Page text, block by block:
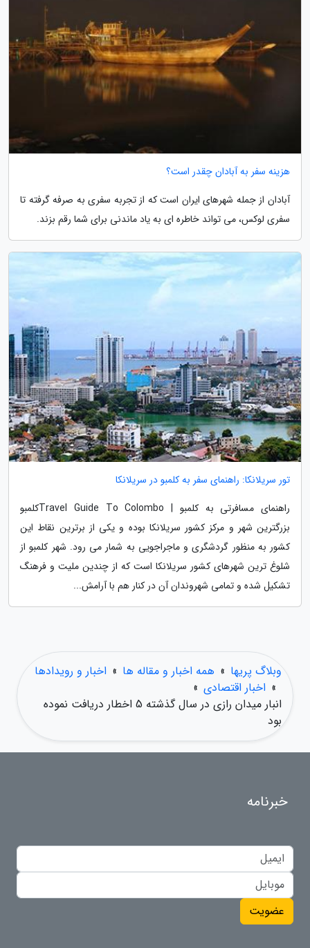
هزینه سفر به آبادان چقدر است؟
آبادان از جمله شهرهای ایران است که از تجربه سفری به صرفه گرفته تا
سفری لوکس، می تواند خاطره ای به یاد ماندنی برای شما رقم بزند.
تور سریلانکا: راهنمای سفر به کلمبو در سریلانکا
راهنمای مسافرتی به کلمبو | Travel Guide To Colomboکلمبو
بزرگترین شهر و مرکز کشور سریلانکا بوده و یکی از برترین نقاط این
کشور به منظور گردشگری و ماجراجویی به شمار می رود. شهر کلمبو از
شلوغ ترین شهرهای کشور سریلانکا است که از چندین ملیت و فرهنگ
تشکیل شده و تمامی شهروندان آن در کنار هم با آرامش...
وبلاگ پریها » همه اخبار و مقاله ها » اخبار و رویدادها
» اخبار اقتصادی »
انبار میدان رازی در سال گذشته 5 اخطار دریافت نموده
بود
خبرنامه
عضویت